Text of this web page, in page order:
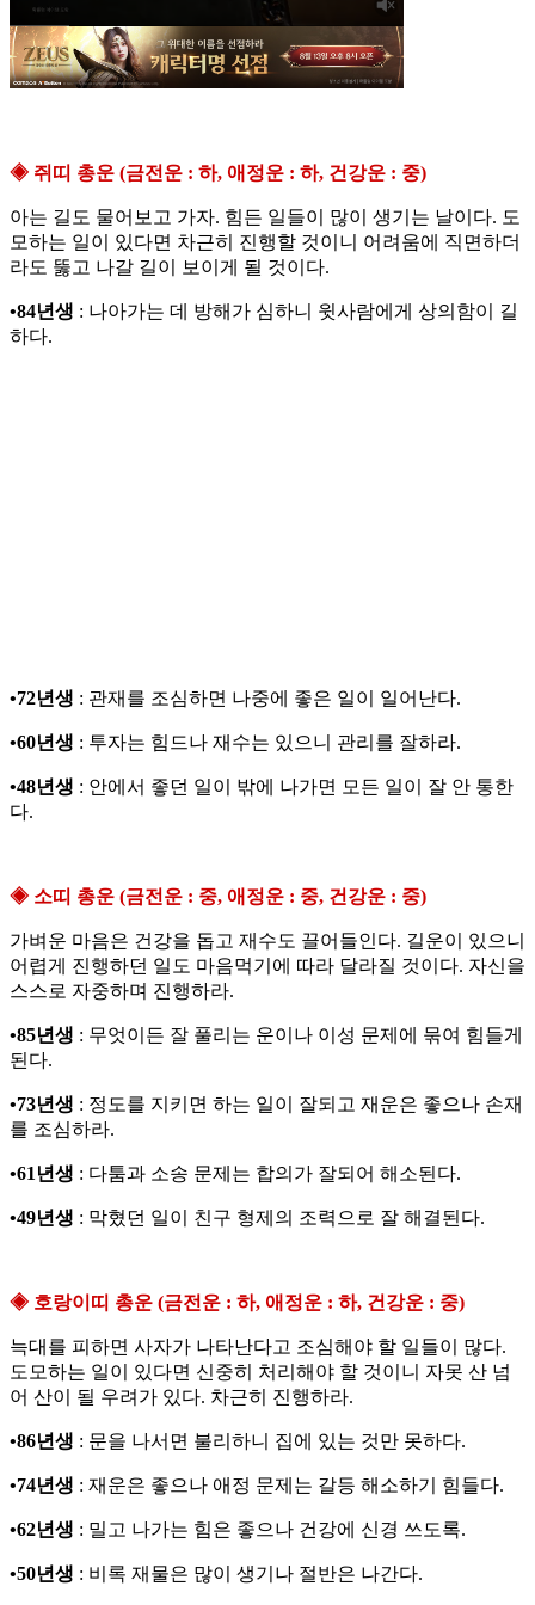
◈ 쥐띠 총운 (금전운 : 하, 애정운 : 하, 건강운 : 중)
아는 길도 물어보고 가자. 힘든 일들이 많이 생기는 날이다. 도
모하는 일이 있다면 차근히 진행할 것이니 어려움에 직면하더
라도 뚫고 나갈 길이 보이게 될 것이다.
•84년생 : 나아가는 데 방해가 심하니 윗사람에게 상의함이 길
하다.
•72년생 : 관재를 조심하면 나중에 좋은 일이 일어난다.
•60년생 : 투자는 힘드나 재수는 있으니 관리를 잘하라.
•48년생 : 안에서 좋던 일이 밖에 나가면 모든 일이 잘 안 통한
다.
◈ 소띠 총운 (금전운 : 중, 애정운 : 중, 건강운 : 중)
가벼운 마음은 건강을 돕고 재수도 끌어들인다. 길운이 있으니
어렵게 진행하던 일도 마음먹기에 따라 달라질 것이다. 자신을
스스로 자중하며 진행하라.
•85년생 : 무엇이든 잘 풀리는 운이나 이성 문제에 묶여 힘들게
된다.
•73년생 : 정도를 지키면 하는 일이 잘되고 재운은 좋으나 손재
를 조심하라.
•61년생 : 다툼과 소송 문제는 합의가 잘되어 해소된다.
•49년생 : 막혔던 일이 친구 형제의 조력으로 잘 해결된다.
◈ 호랑이띠 총운 (금전운 : 하, 애정운 : 하, 건강운 : 중)
늑대를 피하면 사자가 나타난다고 조심해야 할 일들이 많다.
도모하는 일이 있다면 신중히 처리해야 할 것이니 자못 산 넘
어 산이 될 우려가 있다. 차근히 진행하라.
•86년생 : 문을 나서면 불리하니 집에 있는 것만 못하다.
•74년생 : 재운은 좋으나 애정 문제는 갈등 해소하기 힘들다.
•62년생 : 밀고 나가는 힘은 좋으나 건강에 신경 쓰도록.
•50년생 : 비록 재물은 많이 생기나 절반은 나간다.